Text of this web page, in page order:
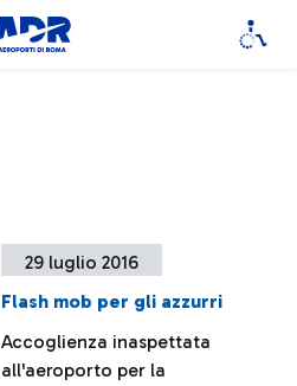
29 luglio 2016
Flash mob per gli azzurri
Accoglienza inaspettata
all'aeroporto per la